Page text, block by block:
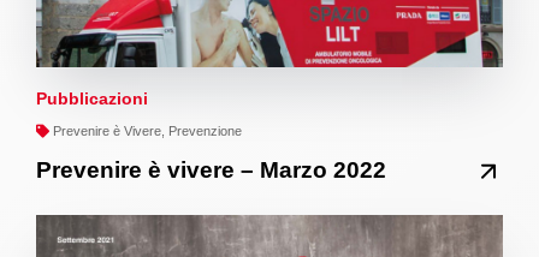
Pubblicazioni
Prevenire è Vivere, Prevenzione
Prevenire è vivere – Marzo 2022